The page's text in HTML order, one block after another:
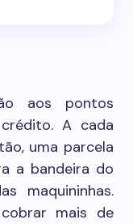
aos pontos
A cada
uma parcela
a bandeira do
maquininhas.
mais de